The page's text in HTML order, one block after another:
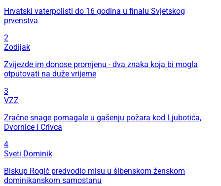
Hrvatski vaterpolisti do 16 godina u finalu Svjetskog
prvenstva
2
Zodijak
Zvijezde im donose promjenu - dva znaka koja bi mogla
otputovati na duže vrijeme
3
VZZ
Zračne snage pomagale u gašenju požara kod Ljubotića,
Dvornice i Crivca
4
Sveti Dominik
Biskup Rogić predvodio misu u šibenskom ženskom
dominikanskom samostanu